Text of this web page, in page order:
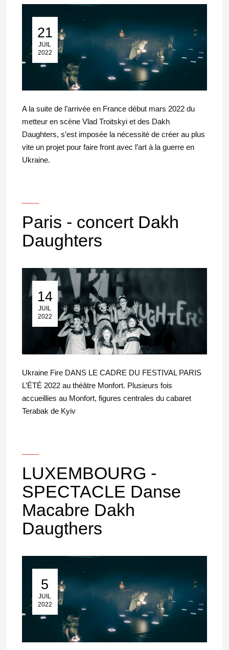
21
JUIL
2022
21 Juil 2022
A la suite de l’arrivée en France début mars 2022 du
metteur en scène Vlad Troitskyi et des Dakh
Daughters, s’est imposée la nécessité de créer au plus
vite un projet pour faire front avec l’art à la guerre en
Ukraine.
Paris - concert Dakh
Daughters
14
JUIL
2022
14 Juil 2022
Ukraine Fire DANS LE CADRE DU FESTIVAL PARIS
L’ÉTÉ 2022 au théâtre Monfort. Plusieurs fois
accueillies au Monfort, figures centrales du cabaret
Terabak de Kyiv
LUXEMBOURG -
SPECTACLE Danse
Macabre Dakh
Daugthers
5
JUIL
2022
05 Juil 2022